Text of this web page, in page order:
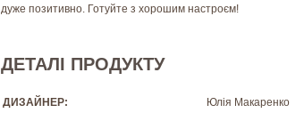
дуже позитивно. Готуйте з хорошим настроєм!
ДЕТАЛІ ПРОДУКТУ
ДИЗАЙНЕР: Юлія Макаренко